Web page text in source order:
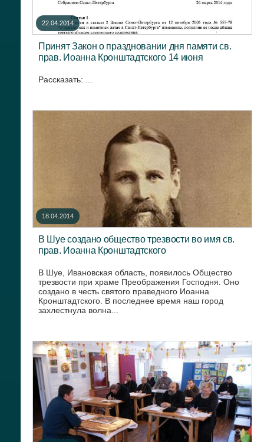
22.04.2014
Принят Закон о праздновании дня памяти св.
прав. Иоанна Кронштадтского 14 июня
Рассказать: ...
18.04.2014
В Шуе создано общество трезвости во имя св.
прав. Иоанна Кронштадтского
В Шуе, Ивановская область, появилось Общество
трезвости при храме Преображения Господня. Оно
создано в честь святого праведного Иоанна
Кронштадтского. В последнее время наш город
захлестнула волна...